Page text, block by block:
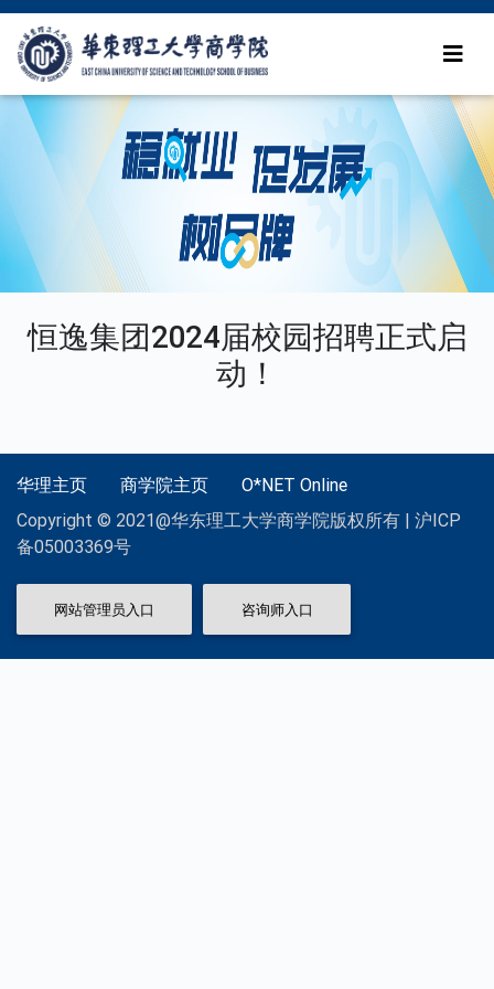
恒逸集团2024届校园招聘正式启
动！
华理主页 商学院主页
O*NET Online
Copyright © 2021@华东理工大学商学院版权所有 | 沪ICP
备05003369号
网站管理员入口 咨询师入口